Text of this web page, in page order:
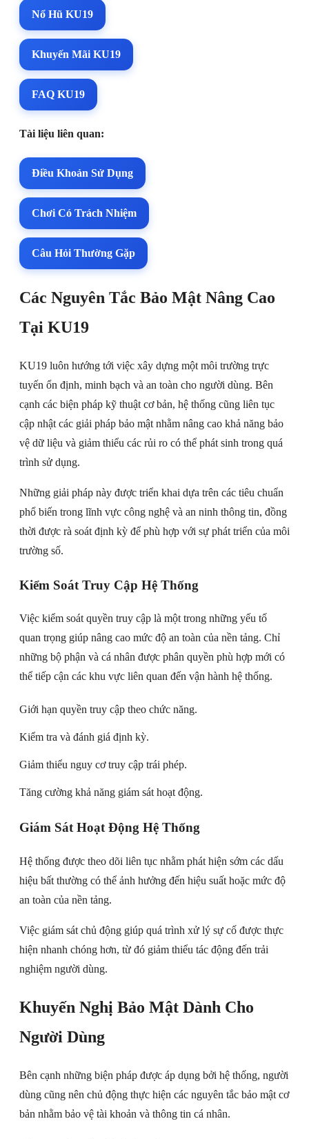
Nổ Hũ KU19
Khuyến Mãi KU19
FAQ KU19
Tài liệu liên quan:
Điều Khoản Sử Dụng
Chơi Có Trách Nhiệm
Câu Hỏi Thường Gặp
Các Nguyên Tắc Bảo Mật Nâng Cao
Tại KU19
KU19 luôn hướng tới việc xây dựng một môi trường trực
tuyến ổn định, minh bạch và an toàn cho người dùng. Bên
cạnh các biện pháp kỹ thuật cơ bản, hệ thống cũng liên tục
cập nhật các giải pháp bảo mật nhằm nâng cao khả năng bảo
vệ dữ liệu và giảm thiểu các rủi ro có thể phát sinh trong quá
trình sử dụng.
Những giải pháp này được triển khai dựa trên các tiêu chuẩn
phổ biến trong lĩnh vực công nghệ và an ninh thông tin, đồng
thời được rà soát định kỳ để phù hợp với sự phát triển của môi
trường số.
Kiểm Soát Truy Cập Hệ Thống
Việc kiểm soát quyền truy cập là một trong những yếu tố
quan trọng giúp nâng cao mức độ an toàn của nền tảng. Chỉ
những bộ phận và cá nhân được phân quyền phù hợp mới có
thể tiếp cận các khu vực liên quan đến vận hành hệ thống.
Giới hạn quyền truy cập theo chức năng.
Kiểm tra và đánh giá định kỳ.
Giảm thiểu nguy cơ truy cập trái phép.
Tăng cường khả năng giám sát hoạt động.
Giám Sát Hoạt Động Hệ Thống
Hệ thống được theo dõi liên tục nhằm phát hiện sớm các dấu
hiệu bất thường có thể ảnh hưởng đến hiệu suất hoặc mức độ
an toàn của nền tảng.
Việc giám sát chủ động giúp quá trình xử lý sự cố được thực
hiện nhanh chóng hơn, từ đó giảm thiểu tác động đến trải
nghiệm người dùng.
Khuyến Nghị Bảo Mật Dành Cho
Người Dùng
Bên cạnh những biện pháp được áp dụng bởi hệ thống, người
dùng cũng nên chủ động thực hiện các nguyên tắc bảo mật cơ
bản nhằm bảo vệ tài khoản và thông tin cá nhân.